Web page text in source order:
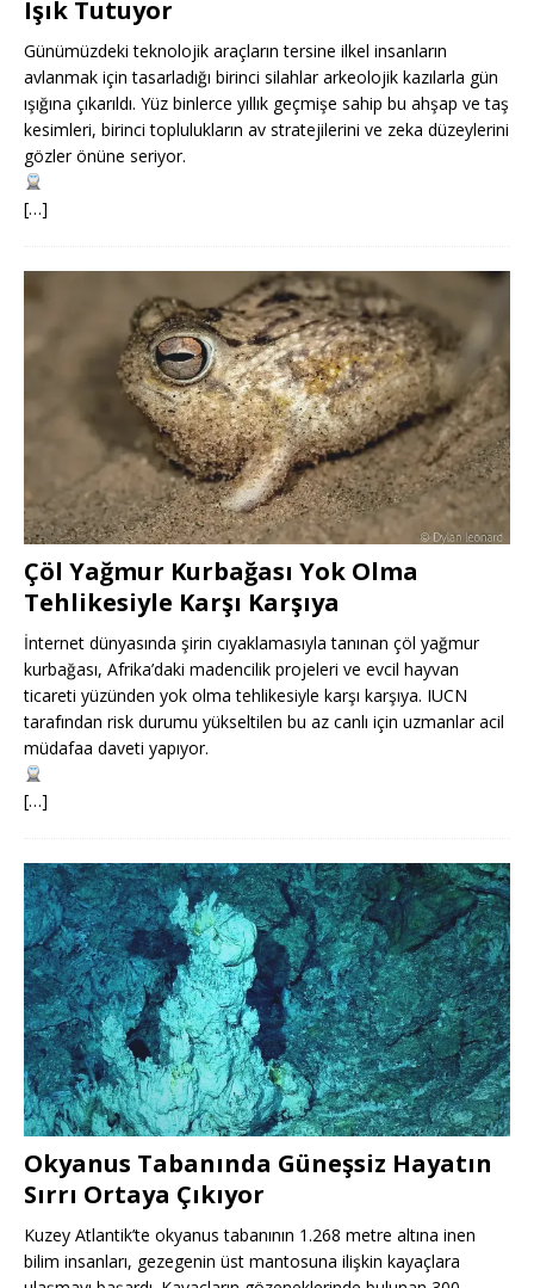
Işık Tutuyor
Günümüzdeki teknolojik araçların tersine ilkel insanların
avlanmak için tasarladığı birinci silahlar arkeolojik kazılarla gün
ışığına çıkarıldı. Yüz binlerce yıllık geçmişe sahip bu ahşap ve taş
kesimleri, birinci toplulukların av stratejilerini ve zeka düzeylerini
gözler önüne seriyor.
[…]
Çöl Yağmur Kurbağası Yok Olma
Tehlikesiyle Karşı Karşıya
İnternet dünyasında şirin cıyaklamasıyla tanınan çöl yağmur
kurbağası, Afrika’daki madencilik projeleri ve evcil hayvan
ticareti yüzünden yok olma tehlikesiyle karşı karşıya. IUCN
tarafından risk durumu yükseltilen bu az canlı için uzmanlar acil
müdafaa daveti yapıyor.
[…]
Okyanus Tabanında Güneşsiz Hayatın
Sırrı Ortaya Çıkıyor
Kuzey Atlantik’te okyanus tabanının 1.268 metre altına inen
bilim insanları, gezegenin üst mantosuna ilişkin kayaçlara